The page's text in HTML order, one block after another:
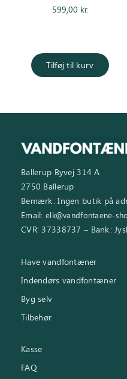
599,00 kr.
Tilføj til kurv
Ballerup Byvej 314 A
2750 Ballerup
Bemærk: Ingen butik på
Email: elk@vandfontaene-
CVR: 37338737 – Bank:
Have vandfontæner
Indendørs vandfontæner
Byg selv
Tilbehør
Kasse
FAQ